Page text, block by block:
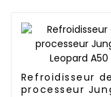
Refroidisseur de
processeur